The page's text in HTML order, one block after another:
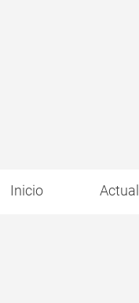
Inicio Actual